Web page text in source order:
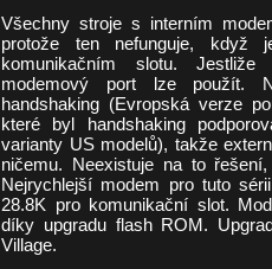
Všechny stroje s interním
protože ten nefunguje, když
komunikačním slotu.
modemový port lze použít.
handshaking (Evropská verze
které byl handshaking
varianty US modelů), takže
ničemu. Neexistuje na to
Nejrychlejší modem pro tuto
28.8K pro komunikační slot.
díky upgradu flash ROM.
Village.